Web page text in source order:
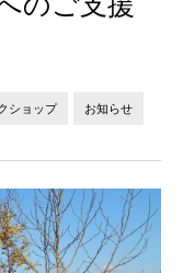
JP EN
ショップ お知らせ